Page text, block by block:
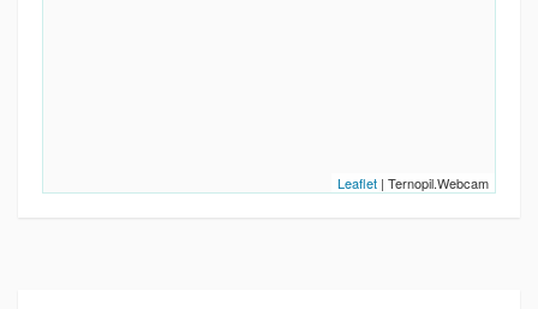
Leaflet | Ternopil.Webcam